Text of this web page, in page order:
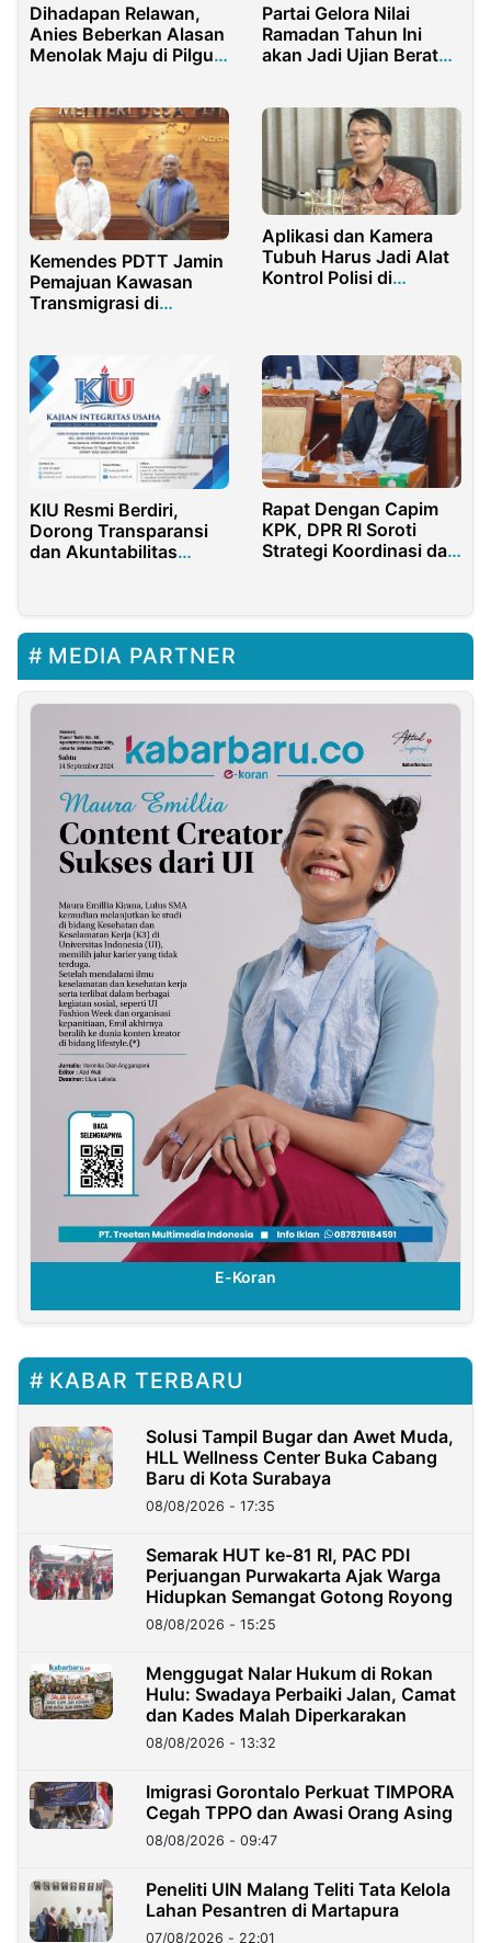
Dihadapan Relawan,
Anies Beberkan Alasan
Menolak Maju di Pilgub
Partai Gelora Nilai
Ramadan Tahun Ini
akan Jadi Ujian Berat
Kemendes PDTT Jamin
Pemajuan Kawasan
Transmigrasi di
Aplikasi dan Kamera
Tubuh Harus Jadi Alat
Kontrol Polisi di
KIU Resmi Berdiri,
Dorong Transparansi
dan Akuntabilitas
Rapat Dengan Capim
KPK, DPR RI Soroti
Strategi Koordinasi dan
MEDIA PARTNER
KABAR TERBARU
Solusi Tampil Bugar dan Awet Muda,
HLL Wellness Center Buka Cabang
Baru di Kota Surabaya
08/08/2026 - 17:35
Semarak HUT ke-81 RI, PAC PDI
Perjuangan Purwakarta Ajak Warga
Hidupkan Semangat Gotong Royong
08/08/2026 - 15:25
Menggugat Nalar Hukum di Rokan
Hulu: Swadaya Perbaiki Jalan, Camat
dan Kades Malah Diperkarakan
08/08/2026 - 13:32
Imigrasi Gorontalo Perkuat TIMPORA
Cegah TPPO dan Awasi Orang Asing
08/08/2026 - 09:47
Peneliti UIN Malang Teliti Tata Kelola
Lahan Pesantren di Martapura
07/08/2026 - 22:01